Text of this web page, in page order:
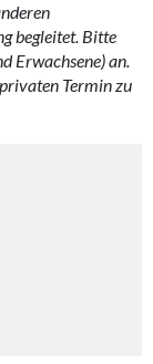
begleitet. Bitte
Erwachsene) an.
Termin zu